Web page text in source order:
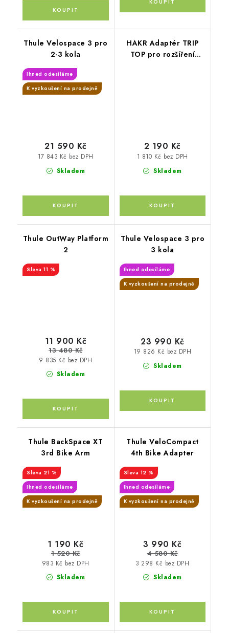
Thule Velospace 3 pro
2-3 kola
Ihned odesíláme
K vyzkoušení na prodejně
Skladem
17 843 Kč bez DPH
21 590 Kč
HAKR Adaptér TRIP
TOP pro rozšíření
Skladem
1 810 Kč bez DPH
2 190 Kč
Thule OutWay Platform
2
11 %
Skladem
9 835 Kč bez DPH
11 900 Kč
13 480 Kč
Thule Velospace 3 pro
3 kola
Ihned odesíláme
K vyzkoušení na prodejně
Skladem
19 826 Kč bez DPH
23 990 Kč
Thule BackSpace XT
3rd Bike Arm
21 %
Ihned odesíláme
K vyzkoušení na prodejně
Skladem
983 Kč bez DPH
1 190 Kč
1 520 Kč
Thule VeloCompact
4th Bike Adapter
12 %
Ihned odesíláme
K vyzkoušení na prodejně
Skladem
3 298 Kč bez DPH
3 990 Kč
4 580 Kč